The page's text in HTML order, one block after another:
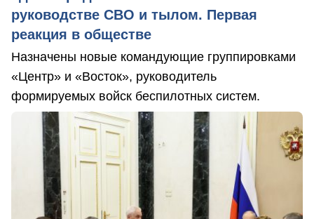
руководстве СВО и тылом. Первая
реакция в обществе
Назначены новые командующие группировками
«Центр» и «Восток», руководитель
формируемых войск беспилотных систем.